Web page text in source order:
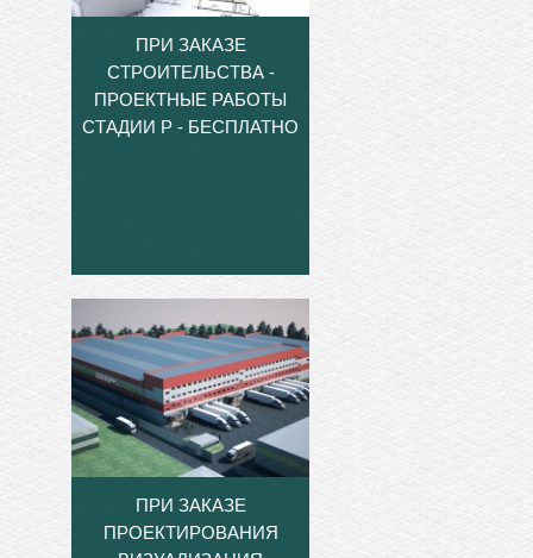
ПРИ ЗАКАЗЕ
СТРОИТЕЛЬСТВА -
ПРОЕКТНЫЕ РАБОТЫ
СТАДИИ Р - БЕСПЛАТНО
ПРИ ЗАКАЗЕ
ПРОЕКТИРОВАНИЯ